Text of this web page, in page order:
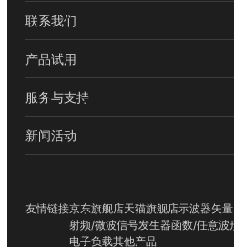
联系我们
产品试用
服务与支持
新闻活动
友情链接京东旗舰店天猫旗舰店示波器矢
射频/微波信号发生器函数/任意波
电子负载其他产品